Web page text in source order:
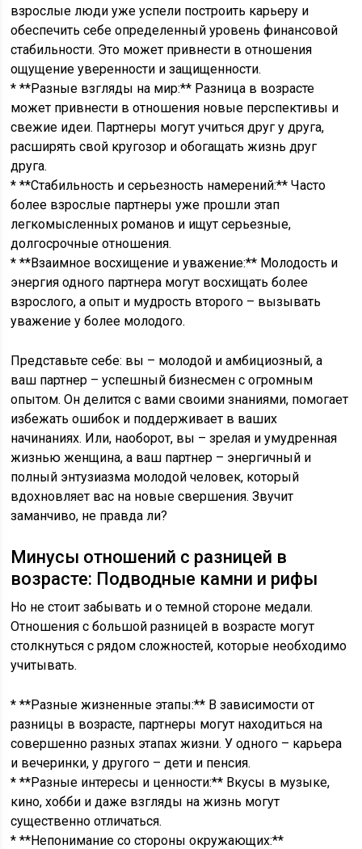
взрослые люди уже успели построить карьеру и
обеспечить себе определенный уровень финансовой
стабильности. Это может привнести в отношения
ощущение уверенности и защищенности.
* **Разные взгляды на мир:** Разница в возрасте
может привнести в отношения новые перспективы и
свежие идеи. Партнеры могут учиться друг у друга,
расширять свой кругозор и обогащать жизнь друг
друга.
* **Стабильность и серьезность намерений:** Часто
более взрослые партнеры уже прошли этап
легкомысленных романов и ищут серьезные,
долгосрочные отношения.
* **Взаимное восхищение и уважение:** Молодость и
энергия одного партнера могут восхищать более
взрослого, а опыт и мудрость второго – вызывать
уважение у более молодого.
Представьте себе: вы – молодой и амбициозный, а
ваш партнер – успешный бизнесмен с огромным
опытом. Он делится с вами своими знаниями, помогает
избежать ошибок и поддерживает в ваших
начинаниях. Или, наоборот, вы – зрелая и умудренная
жизнью женщина, а ваш партнер – энергичный и
полный энтузиазма молодой человек, который
вдохновляет вас на новые свершения. Звучит
заманчиво, не правда ли?
Минусы отношений с разницей в
возрасте: Подводные камни и рифы
Но не стоит забывать и о темной стороне медали.
Отношения с большой разницей в возрасте могут
столкнуться с рядом сложностей, которые необходимо
учитывать.
* **Разные жизненные этапы:** В зависимости от
разницы в возрасте, партнеры могут находиться на
совершенно разных этапах жизни. У одного – карьера
и вечеринки, у другого – дети и пенсия.
* **Разные интересы и ценности:** Вкусы в музыке,
кино, хобби и даже взгляды на жизнь могут
существенно отличаться.
* **Непонимание со стороны окружающих:**